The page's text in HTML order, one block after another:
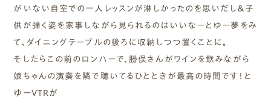
がいない自室での一人レッスンが淋しかったのを思いだし＆子
供が弾く姿を家事しながら見られるのはいいなーとゆー夢をみ
て、ダイニングテーブルの後ろに収納しつつ置くことに。
そしたらこの前のロンハーで、勝俣さんがワインを飲みながら
娘ちゃんの演奏を隣で聴いてるひとときが最高の時間です！と
ゆーVTRが